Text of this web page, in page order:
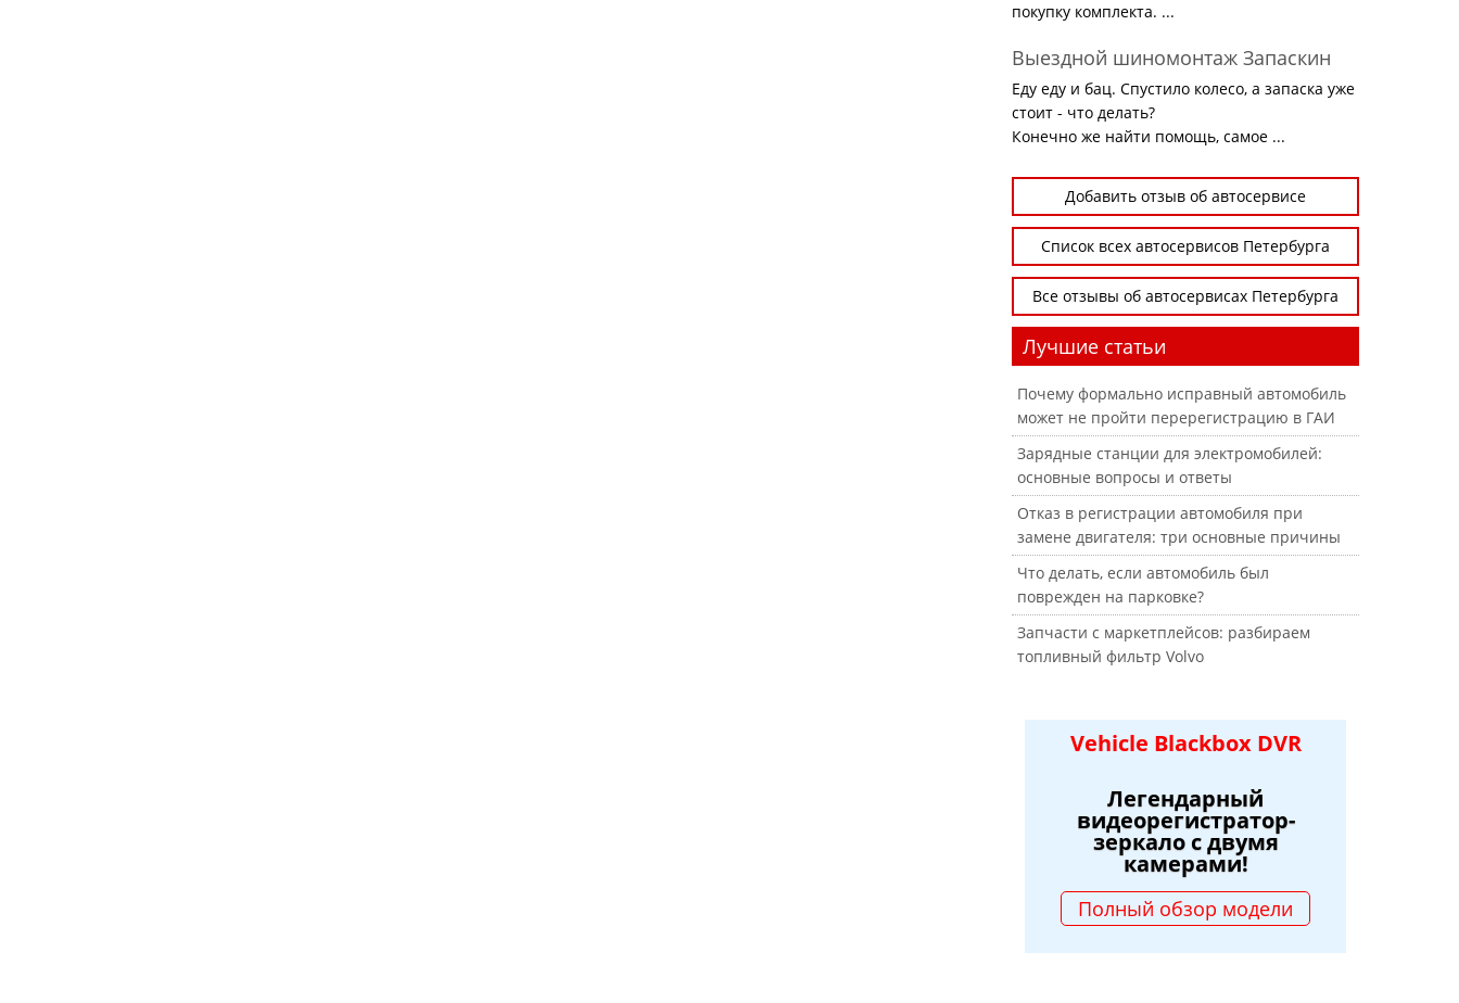
покупку комплекта. ...
Выездной шиномонтаж Запаскин
Еду еду и бац. Спустило колесо, а запаска уже
стоит - что делать?
Конечно же найти помощь, самое ...
Добавить отзыв об автосервисе
Список всех автосервисов Петербурга
Все отзывы об автосервисах Петербурга
Лучшие статьи
Почему формально исправный автомобиль
может не пройти перерегистрацию в ГАИ
Зарядные станции для электромобилей:
основные вопросы и ответы
Отказ в регистрации автомобиля при
замене двигателя: три основные причины
Что делать, если автомобиль был
поврежден на парковке?
Запчасти с маркетплейсов: разбираем
топливный фильтр Volvo
Vehicle Blackbox DVR
Легендарный
видеорегистратор-
зеркало с двумя
камерами!
Полный обзор модели